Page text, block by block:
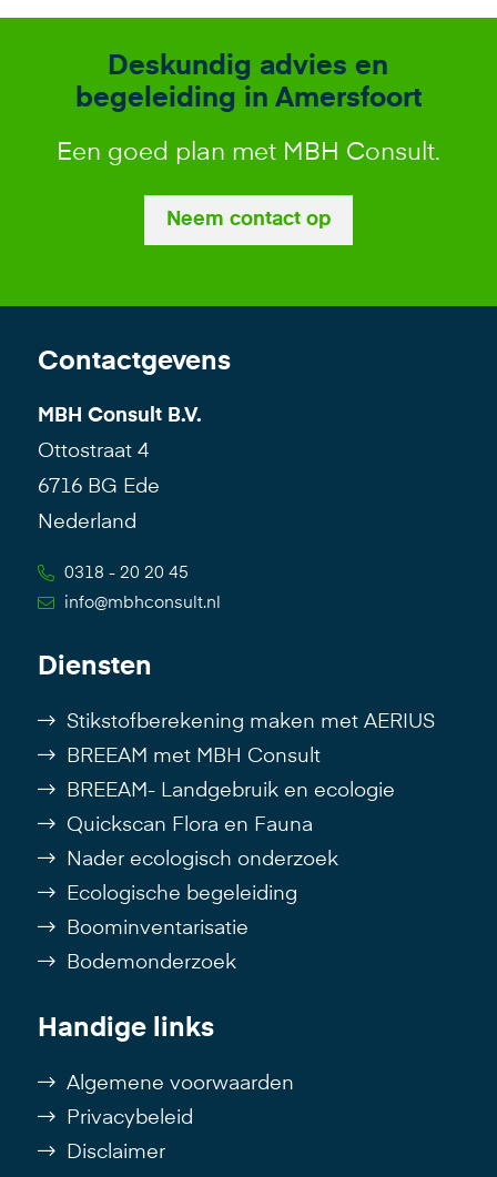
Deskundig advies en
begeleiding in Amersfoort
Een goed plan met MBH Consult.
Neem contact op
Contactgevens
MBH Consult B.V.
Ottostraat 4
6716 BG Ede
Nederland
0318 - 20 20 45
info@mbhconsult.nl
Diensten
Stikstofberekening maken met AERIUS
BREEAM met MBH Consult
BREEAM- Landgebruik en ecologie
Quickscan Flora en Fauna
Nader ecologisch onderzoek
Ecologische begeleiding
Boominventarisatie
Bodemonderzoek
Handige links
Algemene voorwaarden
Privacybeleid
Disclaimer